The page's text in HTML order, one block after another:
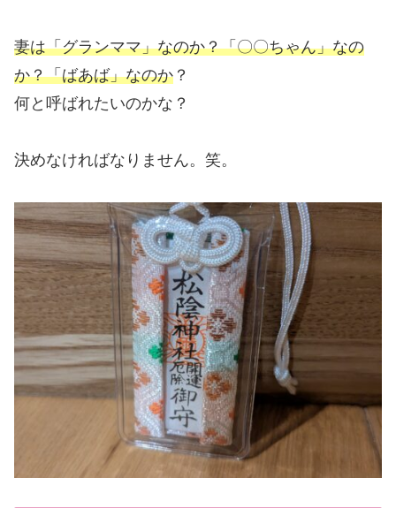
妻は「グランママ」なのか？「〇〇ちゃん」なの
か？「ばあば」なのか ？
何と呼ばれたいのかな？
決めなければなりません。笑。